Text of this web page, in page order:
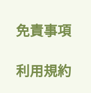
免責事項
利用規約